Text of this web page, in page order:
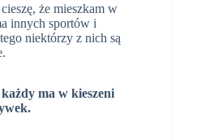
że mieszkam w
innych sportów i
niektórzy z nich są
ma w kieszeni